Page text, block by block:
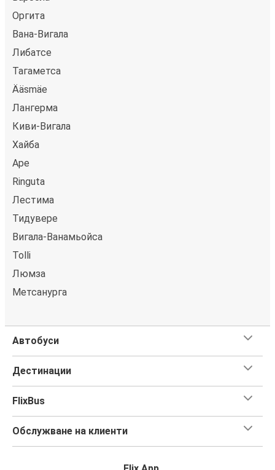
Оргита
Вана-Вигала
Либатсе
Тагаметса
Ääsmäe
Лангерма
Киви-Вигала
Хайба
Аре
Ringuta
Лестима
Тидувере
Вигала-Ванамьойса
Tolli
Люмза
Метсанурга
Автобуси
Дестинации
FlixBus
Обслужване на клиенти